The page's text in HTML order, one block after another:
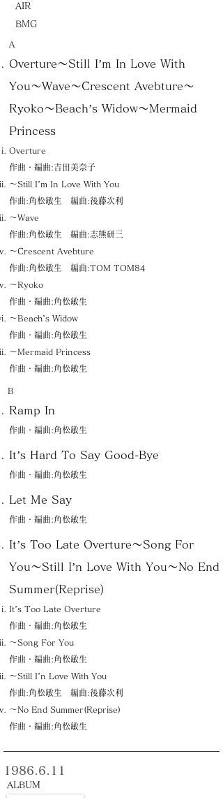
AIR
BMG
Ａ
Overture〜Still I’m In Love With
You〜Wave〜Crescent Avebture〜
Ryoko〜Beach’s Widow〜Mermaid
Princess
Overture
作曲・編曲:吉田美奈子
〜Still I’m In Love With You
作曲:角松敏生 編曲:後藤次利
〜Wave
作曲:角松敏生 編曲:志熊研三
〜Crescent Avebture
作曲:角松敏生 編曲:TOM TOM84
〜Ryoko
作曲・編曲:角松敏生
〜Beach’s Widow
作曲・編曲:角松敏生
〜Mermaid Princess
作曲・編曲:角松敏生
B
Ramp In
作曲・編曲:角松敏生
It’s Hard To Say Good-Bye
作曲・編曲:角松敏生
Let Me Say
作曲・編曲:角松敏生
It’s Too Late Overture〜Song For
You〜Still I’n Love With You〜No End
Summer(Reprise)
It’s Too Late Overture
作曲・編曲:角松敏生
〜Song For You
作曲・編曲:角松敏生
〜Still I’n Love With You
作曲:角松敏生 編曲:後藤次利
〜No End Summer(Reprise)
作曲・編曲:角松敏生
1986.6.11
ALBUM